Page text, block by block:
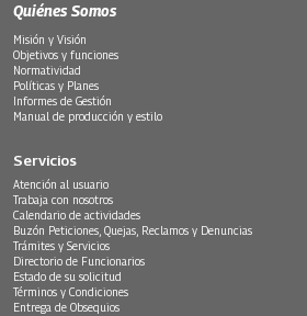
Quiénes Somos
Misión y Visión
Objetivos y funciones
Normatividad
Políticas y Planes
Informes de Gestión
Manual de producción y estilo
Servicios
Atención al usuario
Trabaja con nosotros
Calendario de actividades
Buzón Peticiones, Quejas, Reclamos y Denuncias
Trámites y Servicios
Directorio de Funcionarios
Estado de su solicitud
Términos y Condiciones
Entrega de Obsequios